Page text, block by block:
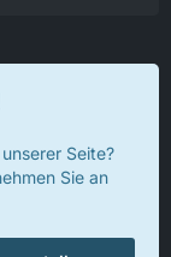
Seite?
Sie an